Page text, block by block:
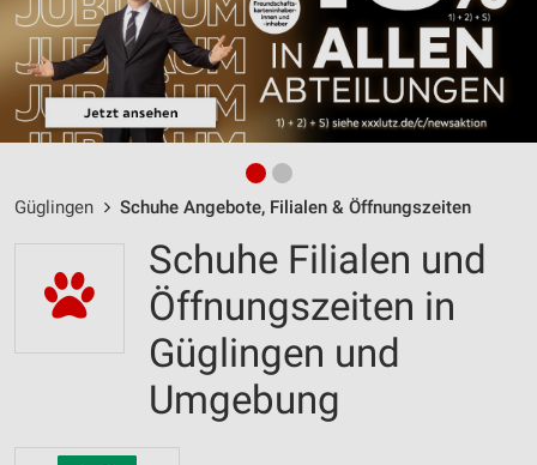
Güglingen Schuhe Angebote, Filialen & Öffnungszeiten
Schuhe Filialen und
Öffnungszeiten in
Güglingen und
Umgebung